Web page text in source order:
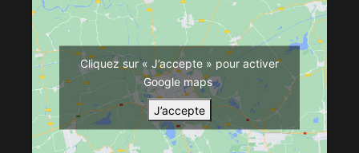
Cliquez sur « J’accepte » pour activer
Google maps
J’accepte